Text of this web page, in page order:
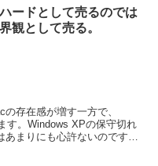
ードとして売るのでは
観として売る。
存在感が増す一方で、
す。Windows XPの保守切れ
あまりにも心許ないのです。